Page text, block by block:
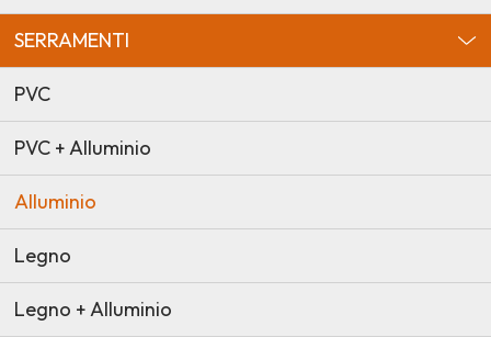
SERRAMENTI
PVC
PVC + Alluminio
Alluminio
Legno
Legno + Alluminio